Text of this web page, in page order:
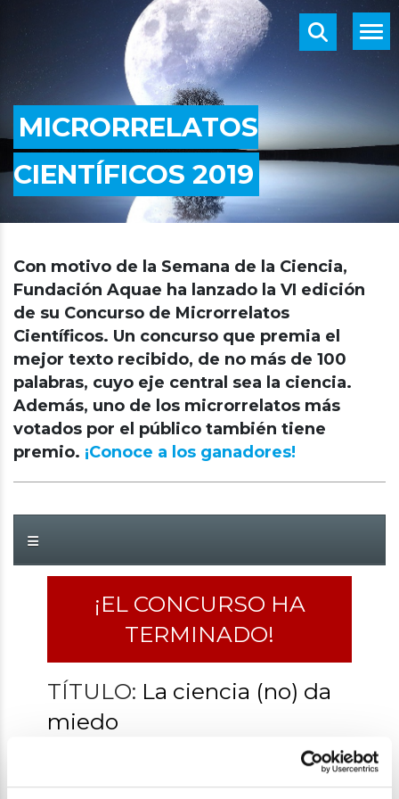
MICRORRELATOS
CIENTÍFICOS 2019
Con motivo de la Semana de la Ciencia,
Fundación Aquae ha lanzado la VI edición
de su Concurso de Microrrelatos
Científicos. Un concurso que premia el
mejor texto recibido, de no más de 100
palabras, cuyo eje central sea la ciencia.
Además, uno de los microrrelatos más
votados por el público también tiene
premio. ¡Conoce a los ganadores!
¡EL CONCURSO HA
TERMINADO!
TÍTULO: La ciencia (no) da
miedo
VOTOS: 2